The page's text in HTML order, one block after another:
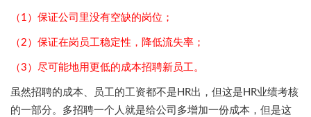
（1）保证公司里没有空缺的岗位；
（2）保证在岗员工稳定性，降低流失率；
（3）尽可能地用更低的成本招聘新员工。
虽然招聘的成本、员工的工资都不是HR出，但这是HR业绩考核
的一部分。多招聘一个人就是给公司多增加一份成本，但是这